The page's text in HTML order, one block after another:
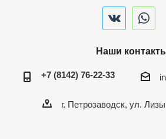
Наши
+7 (8142) 76-22-33
г. Петрозаводск, ул.